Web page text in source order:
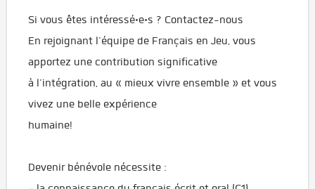
Si vous êtes intéressé·e·s ? Contactez-nous
En rejoignant l’équipe de Français en Jeu, vous
apportez une contribution significative
à l’intégration, au « mieux vivre ensemble » et vous
vivez une belle expérience
humaine!
Devenir bénévole nécessite :